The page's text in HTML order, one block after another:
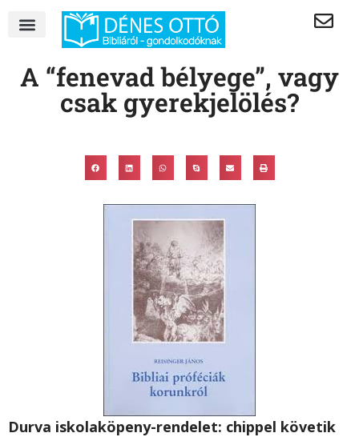
A “fenevad bélyege”, vagy
csak gyerekjelölés?
Durva iskolaköpeny-rendelet: chippel követik